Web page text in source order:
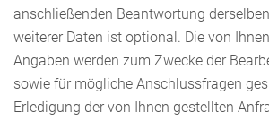
anschließenden Beantwortung
weiterer Daten ist optional. Die von
Angaben werden zum Zwecke der
sowie für mögliche Anschlussfragen
Erledigung der von Ihnen gestellten